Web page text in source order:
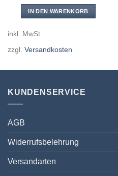
IN DEN WARENKORB
inkl. MwSt.
zzgl. Versandkosten
KUNDENSERVICE
AGB
Widerrufsbelehrung
Versandarten